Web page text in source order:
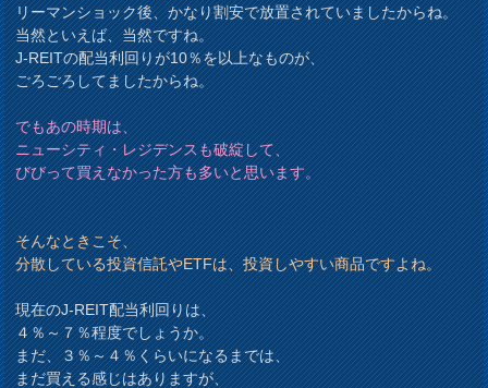
リーマンショック後、かなり割安で放置されていましたからね。
当然といえば、当然ですね。
J-REITの配当利回りが10％を以上なものが、
ごろごろしてましたからね。
でもあの時期は、
ニューシティ・レジデンスも破綻して、
びびって買えなかった方も多いと思います。
そんなときこそ、
分散している投資信託やETFは、投資しやすい商品ですよね。
現在のJ-REIT配当利回りは、
４％～７％程度でしょうか。
まだ、３％～４％くらいになるまでは、
まだ買える感じはありますが、